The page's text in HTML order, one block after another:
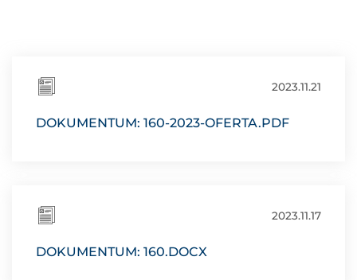
2023.11.21
DOKUMENTUM: 160-2023-OFERTA.PDF
2023.11.17
DOKUMENTUM: 160.DOCX